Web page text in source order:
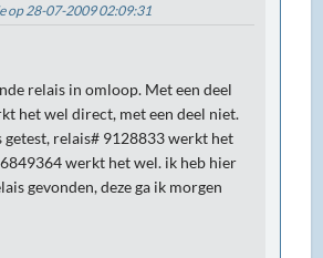
op 28-07-2009 02:09:31
relais in omloop. Met een deel
het wel direct, met een deel niet.
getest, relais# 9128833 werkt het
werkt het wel. ik heb hier
gevonden, deze ga ik morgen